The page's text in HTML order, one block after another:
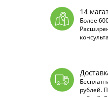
14
Более
рублей.